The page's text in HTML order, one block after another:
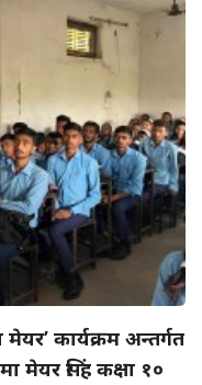
कार्यक्रम अन्तर्गत
मेयर सिंह कक्षा १०